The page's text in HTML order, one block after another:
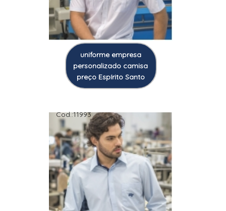
uniforme empresa
personalizado camisa
preço Espírito Santo
Cod.:11993